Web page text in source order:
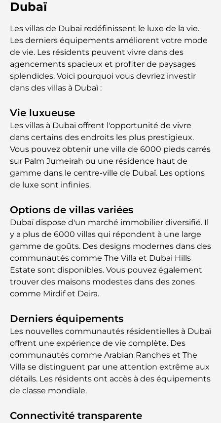
Dubaï
Les villas de Dubaï redéfinissent le luxe de la vie.
Les derniers équipements améliorent votre mode
de vie. Les résidents peuvent vivre dans des
agencements spacieux et profiter de paysages
splendides. Voici pourquoi vous devriez investir
dans des villas à Dubaï :
Vie luxueuse
Les villas à Dubaï offrent l'opportunité de vivre
dans certains des endroits les plus prestigieux.
Vous pouvez obtenir une villa de 6000 pieds carrés
sur Palm Jumeirah ou une résidence haut de
gamme dans le centre-ville de Dubaï. Les options
de luxe sont infinies.
Options de villas variées
Dubaï dispose d'un marché immobilier diversifié. Il
y a plus de 6000 villas qui répondent à une large
gamme de goûts. Des designs modernes dans des
communautés comme The Villa et Dubai Hills
Estate sont disponibles. Vous pouvez également
trouver des maisons modestes dans des zones
comme Mirdif et Deira.
Derniers équipements
Les nouvelles communautés résidentielles à Dubaï
offrent une expérience de vie complète. Des
communautés comme Arabian Ranches et The
Villa se distinguent par une attention extrême aux
détails. Les résidents ont accès à des équipements
de classe mondiale.
Connectivité transparente